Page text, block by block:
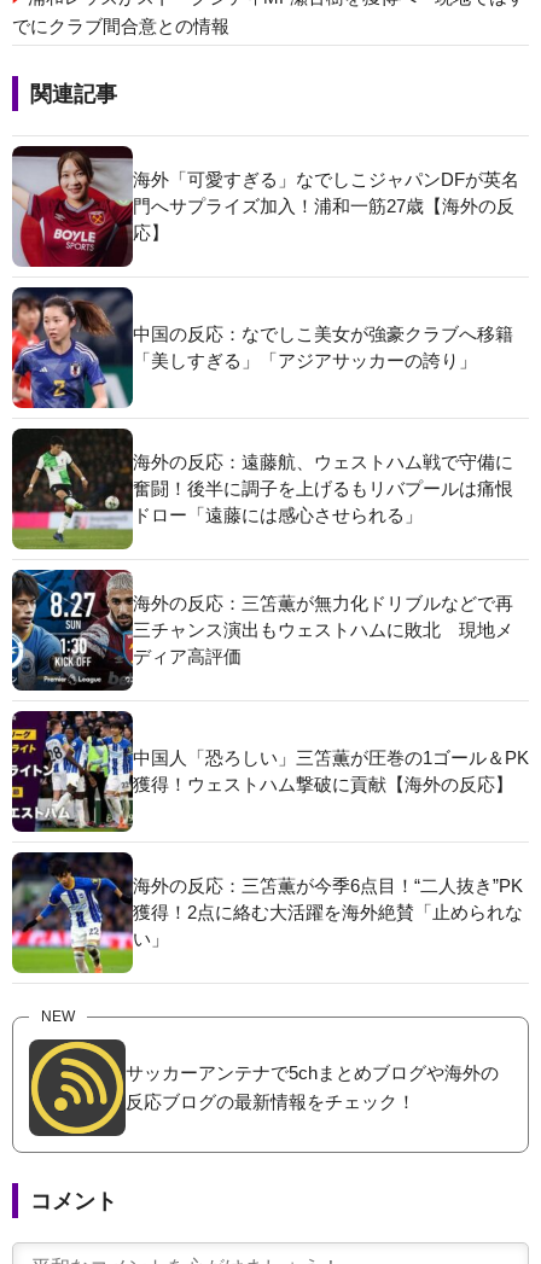
でにクラブ間合意との情報
関連記事
海外「可愛すぎる」なでしこジャパンDFが英名
門へサプライズ加入！浦和一筋27歳【海外の反
応】
中国の反応：なでしこ美女が強豪クラブへ移籍
「美しすぎる」「アジアサッカーの誇り」
海外の反応：遠藤航、ウェストハム戦で守備に
奮闘！後半に調子を上げるもリバプールは痛恨
ドロー「遠藤には感心させられる」
海外の反応：三笘薫が無力化ドリブルなどで再
三チャンス演出もウェストハムに敗北 現地メ
ディア高評価
中国人「恐ろしい」三笘薫が圧巻の1ゴール＆PK
獲得！ウェストハム撃破に貢献【海外の反応】
海外の反応：三笘薫が今季6点目！“二人抜き”PK
獲得！2点に絡む大活躍を海外絶賛「止められな
い」
NEW
サッカーアンテナで5chまとめブログや海外の
反応ブログの最新情報をチェック！
コメント